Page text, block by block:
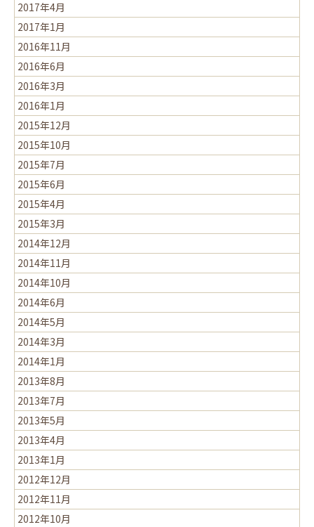
2017年4月
2017年1月
2016年11月
2016年6月
2016年3月
2016年1月
2015年12月
2015年10月
2015年7月
2015年6月
2015年4月
2015年3月
2014年12月
2014年11月
2014年10月
2014年6月
2014年5月
2014年3月
2014年1月
2013年8月
2013年7月
2013年5月
2013年4月
2013年1月
2012年12月
2012年11月
2012年10月